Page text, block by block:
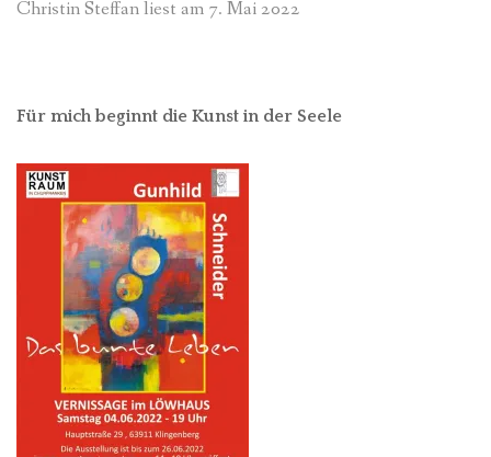
Christin Steffan liest am 7. Mai 2022
Für mich beginnt die Kunst in der Seele